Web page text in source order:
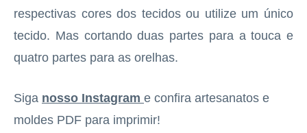
respectivas cores dos tecidos ou utilize um único
tecido. Mas cortando duas partes para a touca e
quatro partes para as orelhas.
Siga nosso Instagram e confira artesanatos e
moldes PDF para imprimir!